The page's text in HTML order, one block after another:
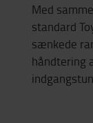
Med
standard
sænkede
håndtering